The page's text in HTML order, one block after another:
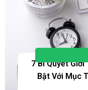
7 Bí Quyết Giới
Bật Với Mục